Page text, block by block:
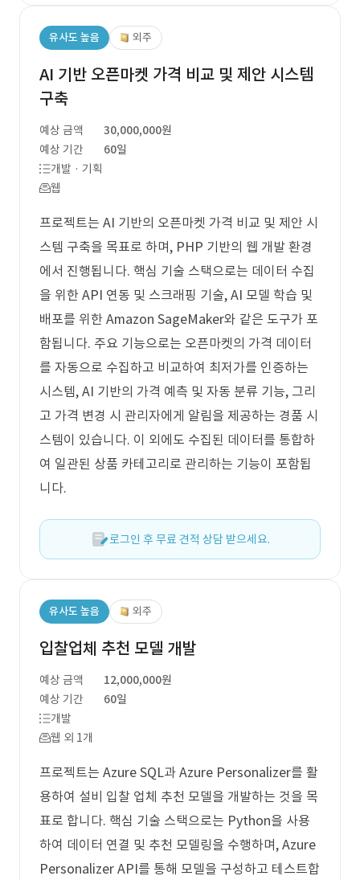
유사도 높음 외주
AI 기반 오픈마켓 가격 비교 및 제안 시스템
구축
예상 금액
30,000,000원
예상 기간
60일
개발 · 기획
웹
프로젝트는 AI 기반의 오픈마켓 가격 비교 및 제안 시
스템 구축을 목표로 하며, PHP 기반의 웹 개발 환경
에서 진행됩니다. 핵심 기술 스택으로는 데이터 수집
을 위한 API 연동 및 스크래핑 기술, AI 모델 학습 및
배포를 위한 Amazon SageMaker와 같은 도구가 포
함됩니다. 주요 기능으로는 오픈마켓의 가격 데이터
를 자동으로 수집하고 비교하여 최저가를 인증하는
시스템, AI 기반의 가격 예측 및 자동 분류 기능, 그리
고 가격 변경 시 관리자에게 알림을 제공하는 경품 시
스템이 있습니다. 이 외에도 수집된 데이터를 통합하
여 일관된 상품 카테고리로 관리하는 기능이 포함됩
니다.
로그인 후 무료 견적 상담 받으세요.
유사도 높음 외주
입찰업체 추천 모델 개발
예상 금액
12,000,000원
예상 기간
60일
개발
웹 외 1개
프로젝트는 Azure SQL과 Azure Personalizer를 활
용하여 설비 입찰 업체 추천 모델을 개발하는 것을 목
표로 합니다. 핵심 기술 스택으로는 Python을 사용
하여 데이터 연결 및 추천 모델링을 수행하며, Azure
Personalizer API를 통해 모델을 구성하고 테스트합